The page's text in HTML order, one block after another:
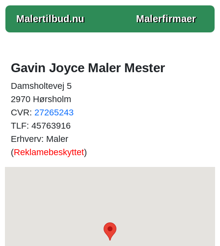
Malertilbud.nu Malerfirmaer
Gavin Joyce Maler Mester
Damsholtevej 5
2970 Hørsholm
CVR: 27265243
TLF: 45763916
Erhverv: Maler
(Reklamebeskyttet)